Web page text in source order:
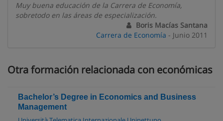
Muy buena educación de la Carrera de Economía,
sobretodo en las áreas de especialización.
Boris Macías Santana
Carrera de Economía - Junio 2011
Otra formación relacionada con económicas
Bachelor’s Degree in Economics and Business
Management